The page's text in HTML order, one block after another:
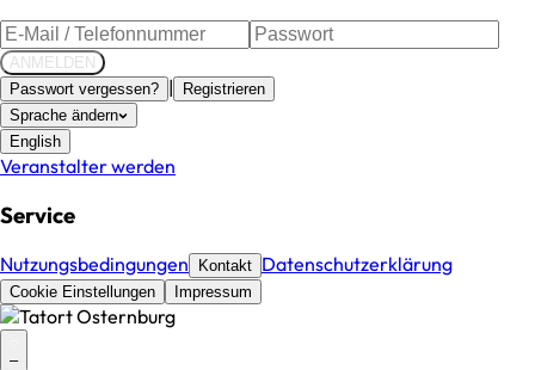
ANMELDEN
Passwort vergessen? |
Registrieren
Sprache ändern
English
Veranstalter werden
Service
Nutzungsbedingungen Kontakt Datenschutzerklärung
Cookie Einstellungen Impressum
–